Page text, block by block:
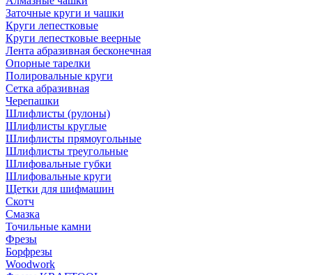
Заточные круги и чашки
Круги лепестковые
Круги лепестковые веерные
Лента абразивная бесконечная
Опорные тарелки
Полировальные круги
Сетка абразивная
Черепашки
Шлифлисты (рулоны)
Шлифлисты круглые
Шлифлисты прямоугольные
Шлифлисты треугольные
Шлифовальные губки
Шлифовальные круги
Щетки для шифмашин
Скотч
Смазка
Точильные камни
Фрезы
Борфрезы
Woodwork